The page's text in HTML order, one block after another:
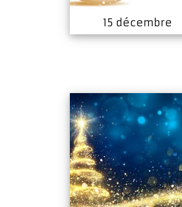
15 décembre